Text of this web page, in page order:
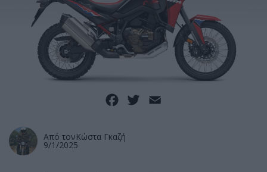
Facebook
Twitter
Από τονΚώστα Γκαζή
9/1/2025